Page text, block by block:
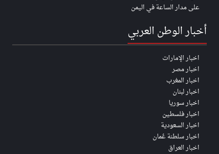
على مدار الساعة في اليمن
أخبار الوطن العربي
اخبار الإمارات
اخبار مصر
اخبار المغرب
اخبار لبنان
اخبار سوريا
اخبار فلسطين
اخبار السعودية
اخبار سلطنة عُمان
اخبار العراق